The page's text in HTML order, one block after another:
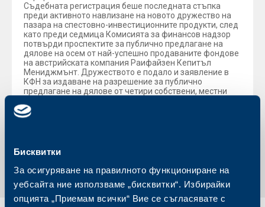
Бисквитки
За осигуряване на правилното функциониране на
уебсайта ние използваме „бисквитки“. Избирайки
опцията „Приемам всички“ Вие се съгласявате с
Съдебната регистрация беше последната стъпка
преди активното навлизане на новото дружество на
пазара на спестовно-инвестиционните продукти, след
като преди седмица Комисията за финансов надзор
потвърди проспектите за публично предлагане на
дялове на осем от най-успешно продаваните фондове
на австрийската компания Раифайзен Кепитъл
Мениджмънт. Дружеството е подало и заявление в
КФН за издаване на разрешение за публично
предлагане на дялове от четири собствени, местни
ЕАД.
Обратно към всички новини